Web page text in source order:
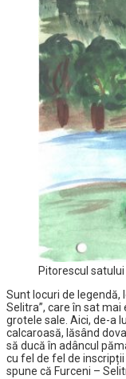
Pitorescul
Sunt locuri de legendă,
Selitra”, care în sat mai
grotele sale. Aici, de-a
calcaroasă, lăsând
să ducă în adâncul
cu fel de fel de
spune că Furceni –